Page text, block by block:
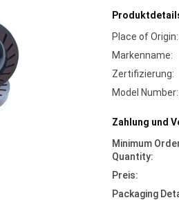
Place of Origin:
Markenname:
Zertifizierung:
Model Number:
Zahlung und
Minimum
Quantity:
Preis:
Packaging